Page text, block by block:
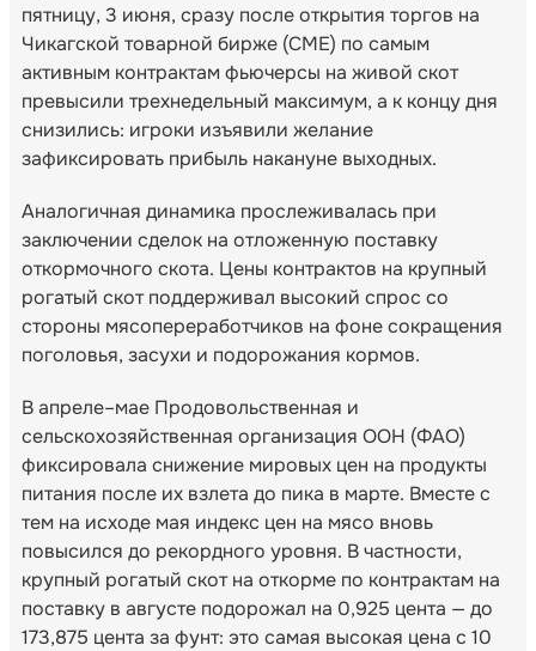
пятницу, 3 июня, сразу после открытия торгов на
Чикагской товарной бирже (CME) по самым
активным контрактам фьючерсы на живой скот
превысили трехнедельный максимум, а к концу дня
снизились: игроки изъявили желание
зафиксировать прибыль накануне выходных.
Аналогичная динамика прослеживалась при
заключении сделок на отложенную поставку
откормочного скота. Цены контрактов на крупный
рогатый скот поддерживал высокий спрос со
стороны мясопереработчиков на фоне сокращения
поголовья, засухи и подорожания кормов.
В апреле–мае Продовольственная и
сельскохозяйственная организация ООН (ФАО)
фиксировала снижение мировых цен на продукты
питания после их взлета до пика в марте. Вместе с
тем на исходе мая индекс цен на мясо вновь
повысился до рекордного уровня. В частности,
крупный рогатый скот на откорме по контрактам на
поставку в августе подорожал на 0,925 цента — до
173,875 цента за фунт: это самая высокая цена с 10